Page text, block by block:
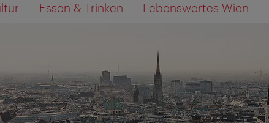
Essen & Trinken Lebenswertes Wien